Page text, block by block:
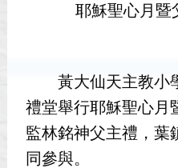
耶穌聖心月暨
黃大仙天主教小
禮堂舉行耶穌聖心月
監林銘神父主禮，葉
同參與。